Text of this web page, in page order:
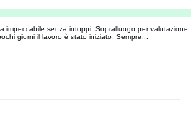
impeccabile senza intoppi. Sopralluogo per valutazione
giorni il lavoro è stato iniziato. Sempre...